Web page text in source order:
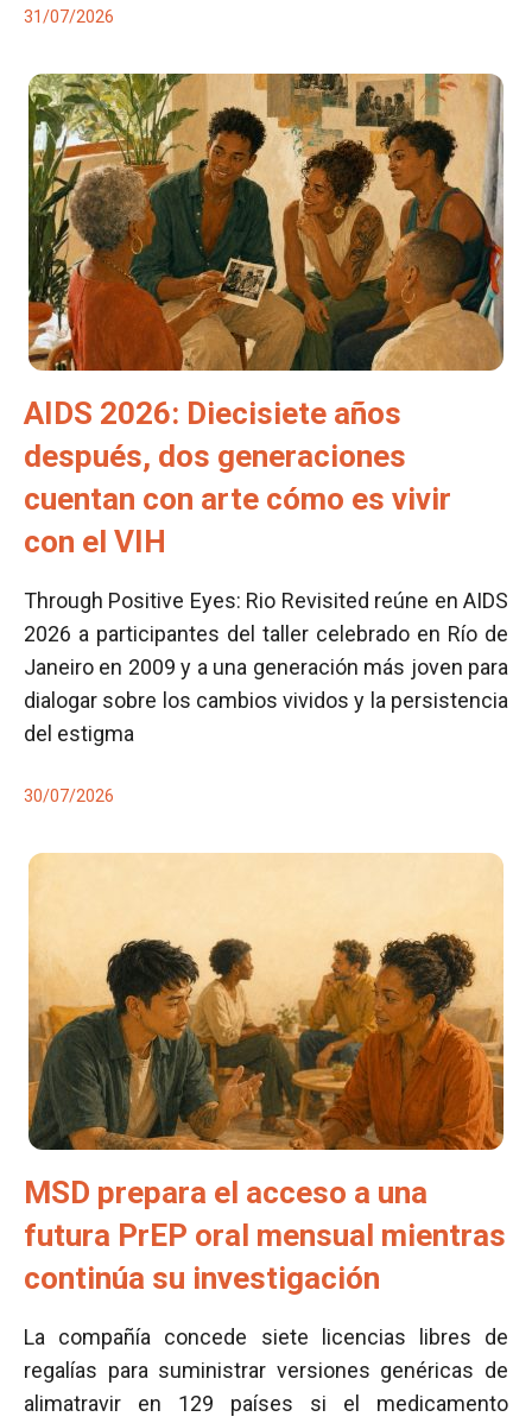
31/07/2026
AIDS 2026: Diecisiete años
después, dos generaciones
cuentan con arte cómo es vivir
con el VIH
Through Positive Eyes: Rio Revisited reúne en AIDS
2026 a participantes del taller celebrado en Río de
Janeiro en 2009 y a una generación más joven para
dialogar sobre los cambios vividos y la persistencia
del estigma
30/07/2026
MSD prepara el acceso a una
futura PrEP oral mensual mientras
continúa su investigación
La compañía concede siete licencias libres de
regalías para suministrar versiones genéricas de
alimatravir en 129 países si el medicamento